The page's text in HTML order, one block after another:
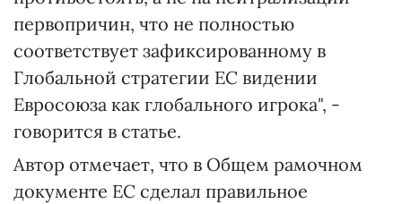
первопричин, что не полностью
соответствует зафиксированному в
Глобальной стратегии ЕС видении
Евросоюза как глобального игрока", -
говорится в статье.
Автор отмечает, что в Общем рамочном
документе ЕС сделал правильное